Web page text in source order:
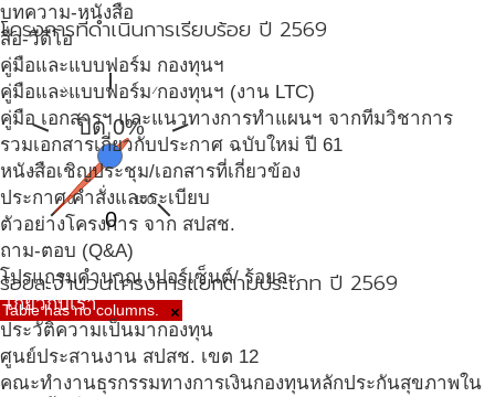
บทความ-หนังสือ
สื่อ-วีดีโอ
คู่มือและแบบฟอร์ม กองทุนฯ
คู่มือและแบบฟอร์ม กองทุนฯ (งาน LTC)
คู่มือ เอกสารฯ และแนวทางการทำแผนฯ จากทีมวิชาการ
รวมเอกสารเกี่ยวกับประกาศ ฉบับใหม่ ปี 61
หนังสือเชิญประชุม/เอกสารที่เกี่ยวข้อง
ประกาศ คำสั่งและระเบียบ
ตัวอย่างโครงการ จาก สปสช.
ถาม-ตอบ (Q&A)
โปรแกรมคำนวณ เปอร์เซ็นต์/ ร้อยละ
เกี่ยวกับเรา
ประวัติความเป็นมากองทุน
ศูนย์ประสานงาน สปสช. เขต 12
คณะทำงานธุรกรรมทางการเงินกองทุนหลักประกันสุขภาพใน
โครงการที่ดำเนินการเรียบร้อย ปี 2569
ปิด 0%
0 100
0
ร้อยละจำนวนโครงการแยกตามประเภท ปี 2569
Table has no columns. ×